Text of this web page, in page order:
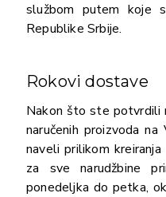
službom putem koje
Republike Srbije.
Rokovi dostave
Nakon što ste potvrdili
naručenih proizvoda
naveli prilikom
za sve narudžbine
ponedeljka do petka,